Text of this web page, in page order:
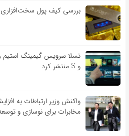
بررسی کیف‌ پول سخت‌افزاری؛
و S منتشر کرد
واکنش وزیر ارتباطات به
مخابرات برای نوسازی و توسعه